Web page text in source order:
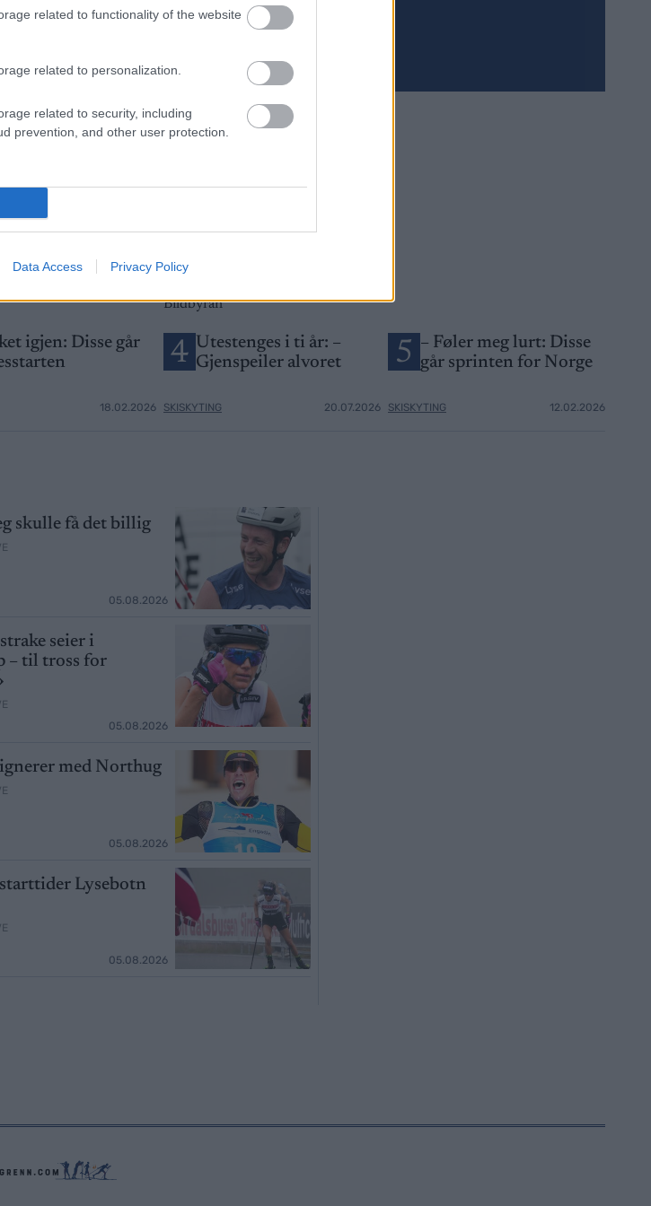
related to functionality of the website
related to personalization.
related to security, including
prevention, and other user protection.
Data Access Privacy Policy
Meld deg på
igjen: Disse går
18.02.2026
4 Utestenges i ti år: –
Gjenspeiler alvoret
SKISKYTING 20.07.2026
5 – Føler meg lurt: Disse
går sprinten for Norge
SKISKYTING 12.02.2026
skulle få det billig
05.08.2026
seier i
– til tross for
05.08.2026
med Northug
05.08.2026
Lysebotn
05.08.2026